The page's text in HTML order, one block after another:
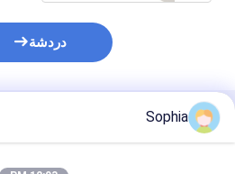
دردشة
المنتجات الموصى بها
Sophia